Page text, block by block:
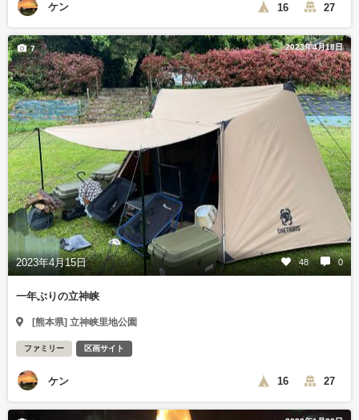
ケン 16 27
2023年4月18日
2023年4月15日 48 0
7
一年ぶりの立神峡
[熊本県] 立神峡里地公園
ファミリー 区画サイト
ケン 16 27